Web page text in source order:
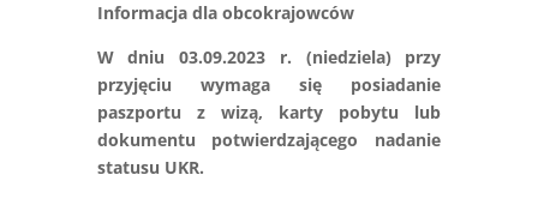
Informacja dla obcokrajowców
W dniu 03.09.2023 r. (niedziela) przy
przyjęciu wymaga się posiadanie
paszportu z wizą, karty pobytu lub
dokumentu potwierdzającego nadanie
statusu UKR.